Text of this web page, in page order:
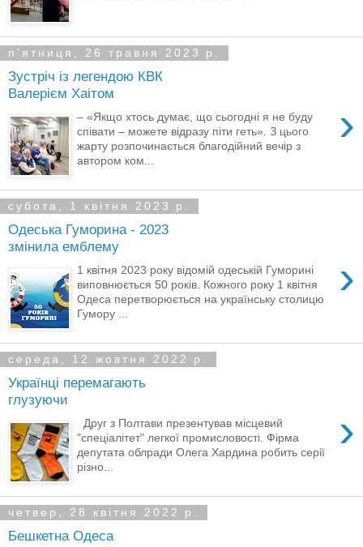
пʼятниця, 26 травня 2023 р.
Зустріч із легендою КВК
Валерієм Хаітом
›
– «Якщо хтось думає, що сьогодні я не буду
співати – можете відразу піти геть». З цього
жарту розпочинається благодійний вечір з
автором ком...
субота, 1 квітня 2023 р.
Одеська Гуморина - 2023
змінила емблему
›
1 квітня 2023 року відомій одеській Гуморині
виповнюється 50 років. Кожного року 1 квітня
Одеса перетворюється на українську столицю
Гумору ...
середа, 12 жовтня 2022 р.
Українці перемагають
глузуючи
›
Друг з Полтави презентував місцевий
"спеціалітет" легкої промисловості. Фірма
депутата облради Олега Хардина робить серії
різно...
четвер, 28 квітня 2022 р.
Бешкетна Одеса